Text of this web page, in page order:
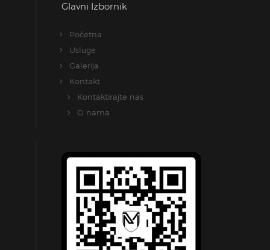
Glavni Izbornik
Početna
Usluge
Galerija
Kontakt
Kontaktirajte nas
O nama